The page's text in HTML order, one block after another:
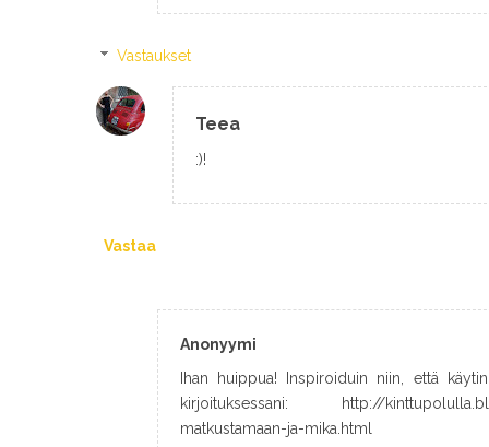
Vastaukset
Teea
:)!
Vastaa
Anonyymi
Ihan huippua! Inspiroiduin niin, että
kirjoituksessani: http://
matkustamaan-ja-mika.html